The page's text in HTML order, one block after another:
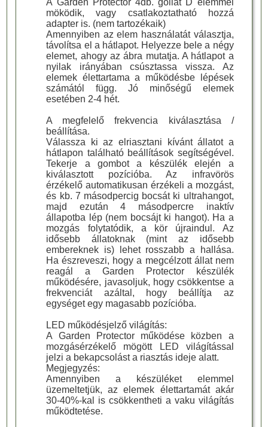
A Garden Protector 4db. góliát D elemmel
möködik, vagy csatlakoztatható hozzá
adapter is. (nem tartozékaik)
Amennyiben az elem használatát választja,
távolítsa el a hátlapot. Helyezze bele a négy
elemet, ahogy az ábra mutatja. A hátlapot a
nyilak irányában csúsztassa vissza. Az
elemek élettartama a működésbe lépések
számától függ. Jó minőségű elemek
esetében 2-4 hét.
A megfelelő frekvencia kiválasztása /
beállítása.
Válassza ki az elriasztani kívánt állatot a
hátlapon található beállítások segítségével.
Tekerje a gombot a készülék elején a
kiválasztott pozícióba. Az infravörös
érzékelő automatikusan érzékeli a mozgást,
és kb. 7 másodpercig bocsát ki ultrahangot,
majd ezután 4 másodpercre inaktív
állapotba lép (nem bocsájt ki hangot). Ha a
mozgás folytatódik, a kör újraindul. Az
idősebb állatoknak (mint az idősebb
embereknek is) lehet rosszabb a hallása.
Ha észreveszi, hogy a megcélzott állat nem
reagál a Garden Protector készülék
működésére, javasoljuk, hogy csökkentse a
frekvenciát azáltal, hogy beállítja az
egységet egy magasabb pozícióba.
LED működésjelző világítás:
A Garden Protector működése közben a
mozgásérzékelő mögött LED világítással
jelzi a bekapcsolást a riasztás ideje alatt.
Megjegyzés:
Amennyiben a készüléket elemmel
üzemeltetjük, az elemek élettartamát akár
30-40%-kal is csökkentheti a vaku világítás
működtetése.